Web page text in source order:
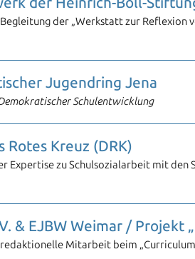
der „Werkstatt zur Reflexion
Jugendring Jena
Schulentwicklung
Rotes Kreuz (DRK)
Expertise zu Schulsozialarbeit mit
& EJBW Weimar / Projekt
Mitarbeit beim